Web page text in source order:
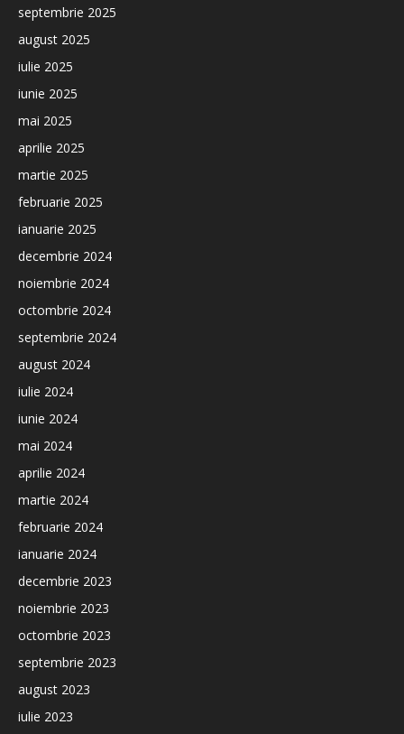
septembrie 2025
august 2025
iulie 2025
iunie 2025
mai 2025
aprilie 2025
martie 2025
februarie 2025
ianuarie 2025
decembrie 2024
noiembrie 2024
octombrie 2024
septembrie 2024
august 2024
iulie 2024
iunie 2024
mai 2024
aprilie 2024
martie 2024
februarie 2024
ianuarie 2024
decembrie 2023
noiembrie 2023
octombrie 2023
septembrie 2023
august 2023
iulie 2023